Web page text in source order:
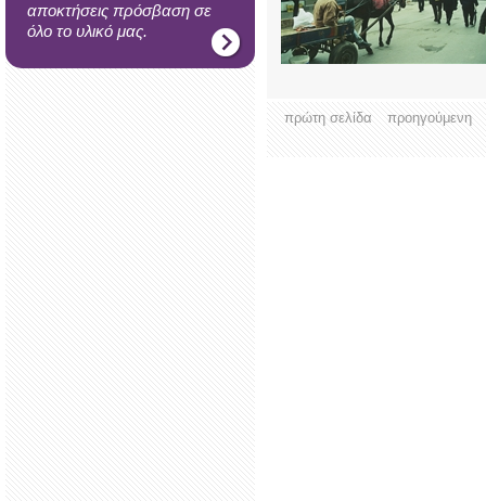
αποκτήσεις πρόσβαση σε
όλο το υλικό μας.
πρώτη σελίδα προηγούμενη